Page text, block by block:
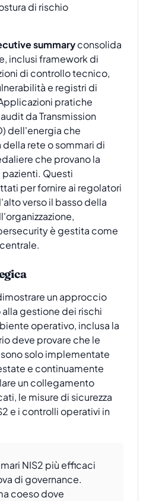
di rischio
summaryconsolida
inclusi framework di
di controllo tecnico,
e registri di
pratiche
da Transmission
dell'energia che
rete o sommari di
che provano la
pazienti. Questi
per fornire ai regolatori
verso il basso della
è gestita come
un approccio
gestione dei rischi
operativo, inclusa la
deve provare che le
solo implementate
e continuamente
un collegamento
le misure di sicurezza
e i controlli operativi in
NIS2 più efficaci
di governance.
coeso dove